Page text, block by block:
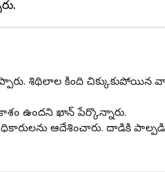
శిథిలాల కింది చిక్కుకుపోయిన
ఉందని ఖాన్ పేర్కొన్నారు.
ఆదేశించారు. దాడికి